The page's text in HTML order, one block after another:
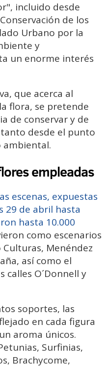
incluido desde
de los
Urbano por la
y
un enorme interés
que acerca al
flora, se pretende
de conservar y de
desde el punto
ambiental.
empleadas
escenas, expuestas
29 de abril hasta
hasta 10.000
como escenarios
Culturas, Menéndez
así como el
calles O´Donnell y
soportes, las
en cada figura
aroma únicos.
Surfinias,
Brachycome,